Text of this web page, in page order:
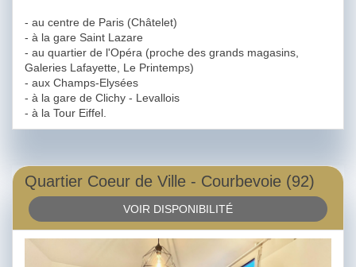
- au centre de Paris (Châtelet)
- à la gare Saint Lazare
- au quartier de l'Opéra (proche des grands magasins,
Galeries Lafayette, Le Printemps)
- aux Champs-Elysées
- à la gare de Clichy - Levallois
- à la Tour Eiffel.
Quartier Coeur de Ville - Courbevoie (92)
VOIR DISPONIBILITÉ